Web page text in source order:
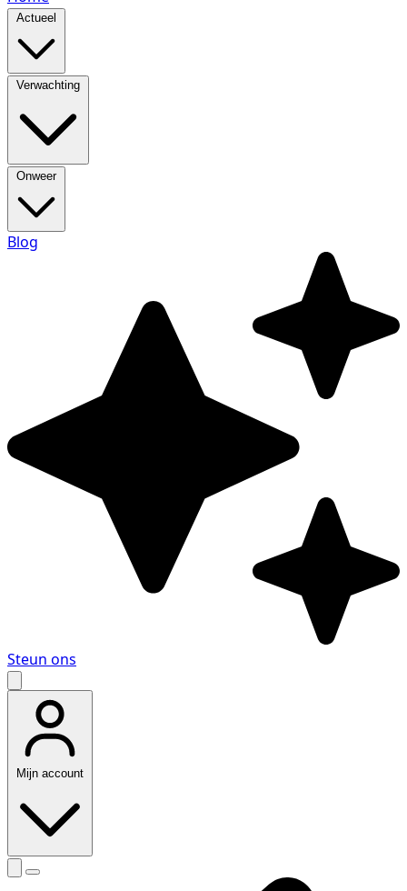
Actueel
Verwachting
Onweer
Blog
Steun ons
Mijn account